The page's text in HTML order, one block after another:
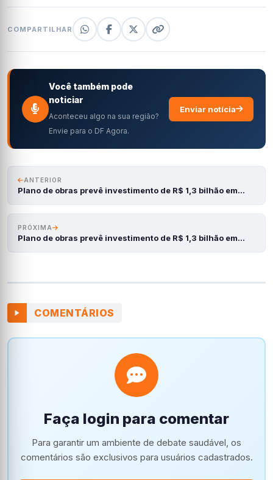
COMPARTILHAR
Você também pode
noticiar
Aconteceu algo na sua região?
Envie para o DF Agora.
Enviar notícia
ANTERIOR
Plano de obras prevê investimento de R$ 1,3 bilhão em…
PRÓXIMA
Plano de obras prevê investimento de R$ 1,3 bilhão em…
COMENTÁRIOS
Faça login para comentar
Para garantir um ambiente de debate saudável, os
comentários são exclusivos para usuários cadastrados.